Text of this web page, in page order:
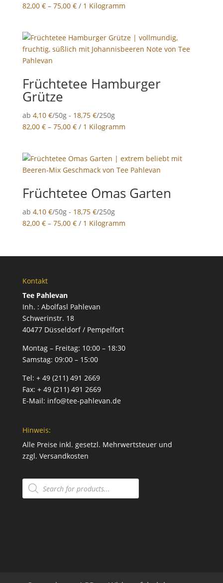
82,00 €– 75,00 €/ 1 Kilogramm
Früchtetee Hamburger
Grütze
ab 4,10 €/50g - 18,75 €/250g
82,00 €– 75,00 €/ 1 Kilogramm
Früchtetee Omas Garten
ab 4,10 €/50g - 18,75 €/250g
82,00 €– 75,00 €/ 1 Kilogramm
Kontakt
Tee Pahlevan
Inh. : Abolfasl Pahlevan
Schwerinstr. 18
40477 Düsseldorf / Pempelfort
Montag – Freitag: 10:00 – 18:30
Samstag: 09:00 – 15:00
Tel: + 49 (211) 491 2669
Fax: + 49 (211) 491 2669
E-Mail: info@tee-pahlevan.de
Hinweis:
Alle Preise inkl. gesetzl. Mehrwertsteuer und
zzgl. Versandkosten
Products
search